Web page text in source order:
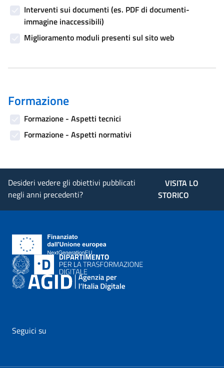
Interventi sui documenti (es. PDF di documenti-
immagine inaccessibili)
Miglioramento moduli presenti sul sito web
Formazione
Formazione - Aspetti tecnici
Formazione - Aspetti normativi
Desideri vedere gli obiettivi pubblicati
negli anni precedenti?
VISITA LO
STORICO
Seguici su